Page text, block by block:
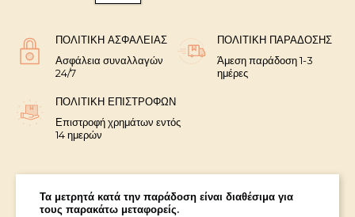
ΠΟΛΙΤΙΚΉ ΑΣΦΑΛΕΊΑΣ
Ασφάλεια συναλλαγών
24/7
ΠΟΛΙΤΙΚΉ ΠΑΡΆΔΟΣΗΣ
Άμεση παράδοση 1-3
ημέρες
ΠΟΛΙΤΙΚΉ ΕΠΙΣΤΡΟΦΏΝ
Επιστροφή χρημάτων εντός
14 ημερών
Τα μετρητά κατά την παράδοση είναι διαθέσιμα για
τους παρακάτω μεταφορείς.